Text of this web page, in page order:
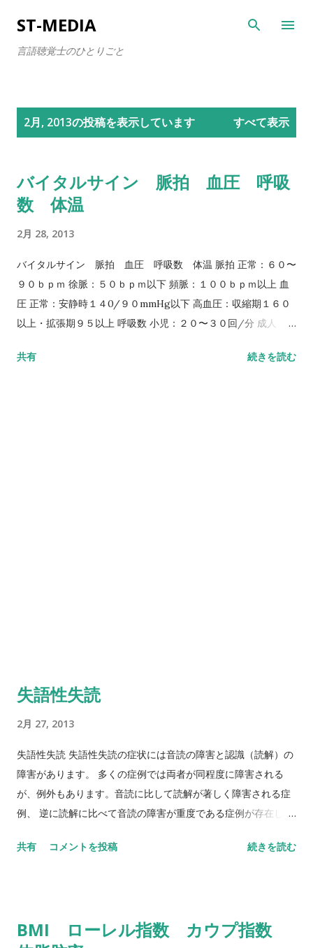
スキップしてメイン コンテンツに移動
ST-MEDIA
言語聴覚士のひとりごと
2月, 2013の投稿を表示しています すべて表示
バイタルサイン 脈拍 血圧 呼吸
数 体温
2月 28, 2013
バイタルサイン 脈拍 血圧 呼吸数 体温 脈拍 正常：６０〜
９０ｂｐｍ 徐脈：５０ｂｐｍ以下 頻脈：１００ｂｐｍ以上 血
圧 正常：安静時１４0/９０mmHg以下 高血圧：収縮期１６０
以上・拡張期９５以上 呼吸数 小児：２０〜３０回/分 成人：１
共有 続きを読む
失語性失読
2月 27, 2013
失語性失読 失語性失読の症状には音読の障害と認識（読解）の
障害があります。 多くの症例では両者が同程度に障害される
が、例外もあります。音読に比して読解が著しく障害される症
例、 逆に読解に比べて音読の障害が重度である症例が存在しま
共有 コメントを投稿 続きを読む
BMI ローレル指数 カウプ指数